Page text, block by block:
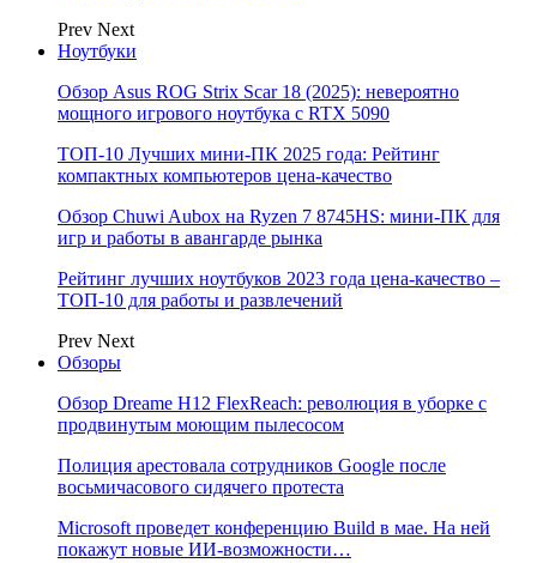
Prev Next
Ноутбуки
Обзор Asus ROG Strix Scar 18 (2025): невероятно
мощного игрового ноутбука с RTX 5090
ТОП-10 Лучших мини-ПК 2025 года: Рейтинг
компактных компьютеров цена-качество
Обзор Chuwi Aubox на Ryzen 7 8745HS: мини-ПК для
игр и работы в авангарде рынка
Рейтинг лучших ноутбуков 2023 года цена-качество –
ТОП-10 для работы и развлечений
Prev Next
Обзоры
Обзор Dreame H12 FlexReach: революция в уборке с
продвинутым моющим пылесосом
Полиция арестовала сотрудников Google после
восьмичасового сидячего протеста
Microsoft проведет конференцию Build в мае. На ней
покажут новые ИИ-возможности…